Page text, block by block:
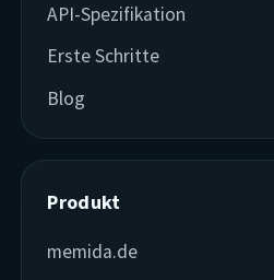
API-Spezifikation
Erste Schritte
Blog
Produkt
memida.de